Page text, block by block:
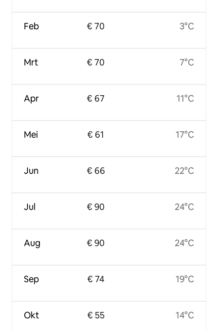
Feb
Mrt
Apr
Mei
Jun
Jul
Aug
Sep
Okt
€ 70
€ 70
€ 67
€ 61
€ 66
€ 90
€ 90
€ 74
€ 55
3°C
7°C
11°C
17°C
22°C
24°C
24°C
19°C
14°C